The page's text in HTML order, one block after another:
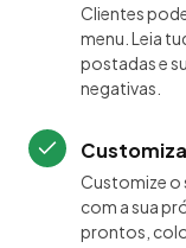
Clientes
menu. Leia
postadas e
negativas.
Customize o
com a sua
prontos,